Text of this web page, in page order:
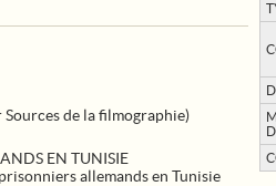
de la filmographie)
EN TUNISIE
allemands en Tunisie